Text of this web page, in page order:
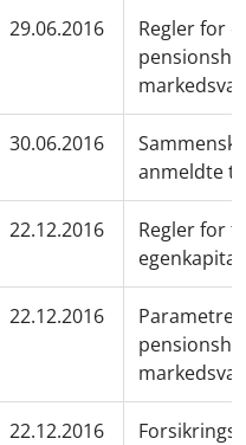
29.06.2016
Regler for
30.06.2016
anmeldte
22.12.2016
Regler for
egenkapital
22.12.2016
Parametre
22.12.2016